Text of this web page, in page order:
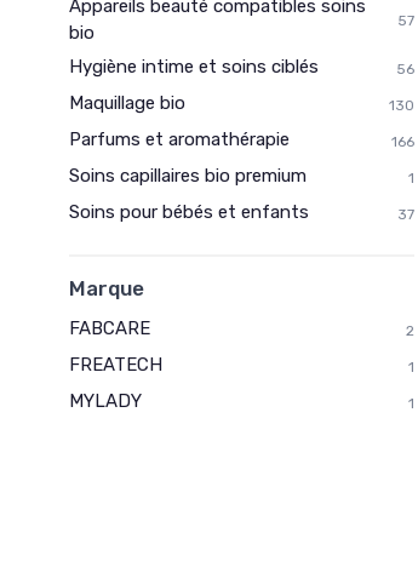
Appareils beauté compatibles soins
bio
57
Hygiène intime et soins ciblés 56
Maquillage bio 130
Parfums et aromathérapie 166
Soins capillaires bio premium 1
Soins pour bébés et enfants 37
Marque
FABCARE 2
FREATECH 1
MYLADY 1